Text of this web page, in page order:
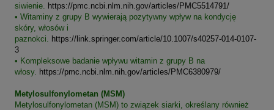
siwienie.
https://pmc.ncbi.nlm.nih.gov/articles/PMC5514791/
• Witaminy z grupy B wywierają pozytywny wpływ na kondycję
skóry, włosów i
paznokci.
https://link.springer.com/article/10.1007/s40257-014-0107-
3
• Kompleksowe badanie wpływu witamin z grupy B na
włosy. https://pmc.ncbi.nlm.nih.gov/articles/PMC6380979/
Metylosulfonylometan (MSM)
Metylosulfonylometan (MSM) to związek siarki, określany również